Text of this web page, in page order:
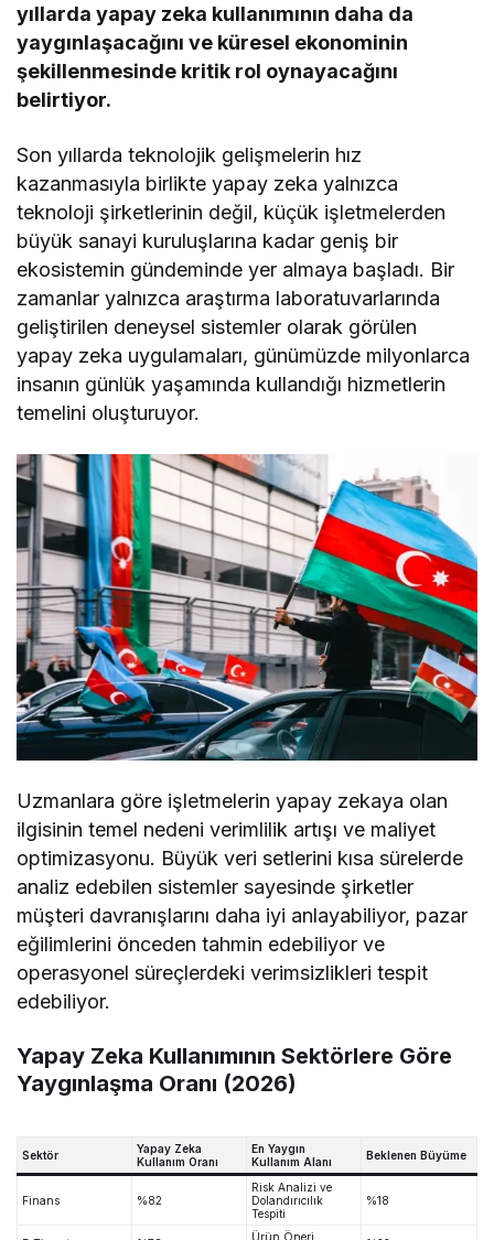
yıllarda yapay zeka kullanımının daha da
yaygınlaşacağını ve küresel ekonominin
şekillenmesinde kritik rol oynayacağını
belirtiyor.
Son yıllarda teknolojik gelişmelerin hız
kazanmasıyla birlikte yapay zeka yalnızca
teknoloji şirketlerinin değil, küçük işletmelerden
büyük sanayi kuruluşlarına kadar geniş bir
ekosistemin gündeminde yer almaya başladı. Bir
zamanlar yalnızca araştırma laboratuvarlarında
geliştirilen deneysel sistemler olarak görülen
yapay zeka uygulamaları, günümüzde milyonlarca
insanın günlük yaşamında kullandığı hizmetlerin
temelini oluşturuyor.
Uzmanlara göre işletmelerin yapay zekaya olan
ilgisinin temel nedeni verimlilik artışı ve maliyet
optimizasyonu. Büyük veri setlerini kısa sürelerde
analiz edebilen sistemler sayesinde şirketler
müşteri davranışlarını daha iyi anlayabiliyor, pazar
eğilimlerini önceden tahmin edebiliyor ve
operasyonel süreçlerdeki verimsizlikleri tespit
edebiliyor.
Yapay Zeka Kullanımının Sektörlere Göre
Yaygınlaşma Oranı (2026)
Sektör
Yapay Zeka
Kullanım Oranı
En Yaygın
Kullanım Alanı
Beklenen Büyüme
Finans %82
Risk Analizi ve
Dolandırıcılık
Tespiti
%18
Ürün Öneri